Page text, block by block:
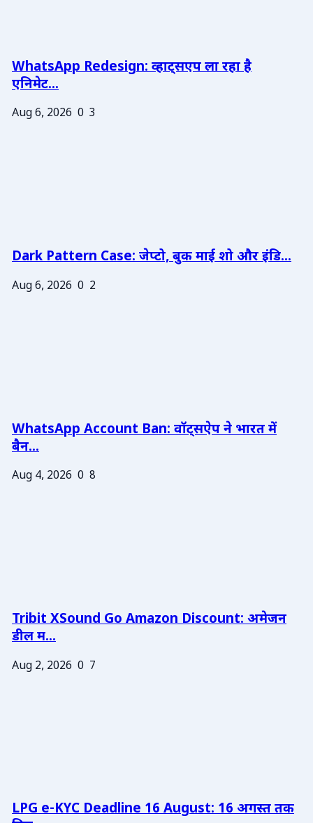
WhatsApp Redesign: व्हाट्सएप ला रहा है
एनिमेट...
Aug 6, 2026 0 3
Dark Pattern Case: जेप्टो, बुक माई शो और इंडि...
Aug 6, 2026 0 2
WhatsApp Account Ban: वॉट्सऐप ने भारत में
बैन...
Aug 4, 2026 0 8
Tribit XSound Go Amazon Discount: अमेजन
डील म...
Aug 2, 2026 0 7
LPG e-KYC Deadline 16 August: 16 अगस्त तक